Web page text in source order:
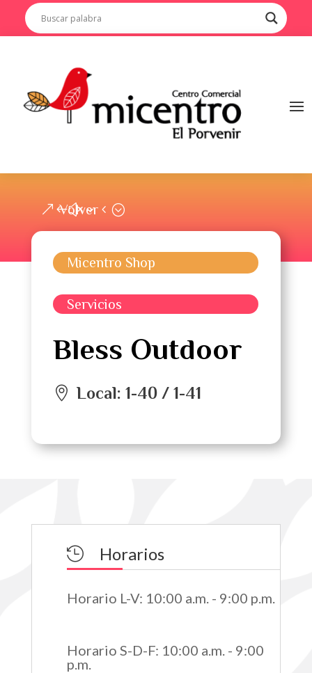
Volver
Micentro Shop
Servicios
Bless Outdoor
Local: 1-40 / 1-41
 Horarios
Horario L-V: 10:00 a.m. - 9:00 p.m.
Horario S-D-F: 10:00 a.m. - 9:00
p.m.